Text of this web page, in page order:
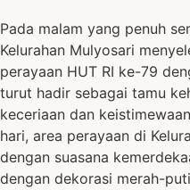
Pada malam yang penuh
Kelurahan Mulyosari
perayaan HUT RI ke-79
turut hadir sebagai tamu
keceriaan dan
hari, area perayaan di
dengan suasana
dengan dekorasi merah-